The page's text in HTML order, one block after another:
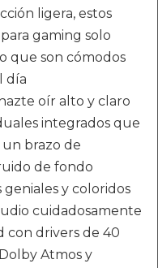
ligera, estos
gaming solo
que son cómodos
día
oír alto y claro
integrados que
brazo de
de fondo
y coloridos
cuidadosamente
con drivers de 40
Atmos y